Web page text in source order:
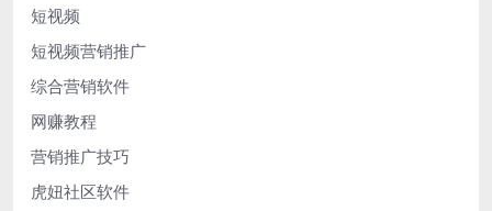
短视频
短视频营销推广
综合营销软件
网赚教程
营销推广技巧
虎妞社区软件